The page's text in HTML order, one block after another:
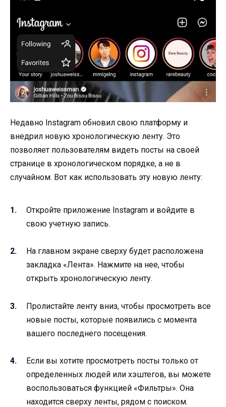
Недавно Instagram обновил свою платформу и
внедрил новую хронологическую ленту. Это
позволяет пользователям видеть посты на своей
странице в хронологическом порядке, а не в
случайном. Вот как использовать эту новую ленту:
Откройте приложение Instagram и войдите в
свою учетную запись.
На главном экране сверху будет расположена
закладка «Лента». Нажмите на нее, чтобы
открыть хронологическую ленту.
Пролистайте ленту вниз, чтобы просмотреть все
новые посты, которые появились с момента
вашего последнего посещения.
Если вы хотите просмотреть посты только от
определенных людей или хэштегов, вы можете
воспользоваться функцией «Фильтры». Она
находится сверху ленты, рядом с поиском.